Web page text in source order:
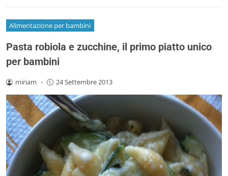
Alimentazione per bambini
Pasta robiola e zucchine, il primo piatto unico
per bambini
miriam - 24 Settembre 2013